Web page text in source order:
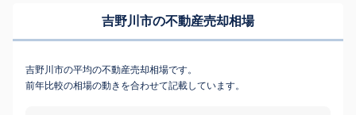
吉野川市の不動産売却相場
吉野川市の平均の不動産売却相場です。
前年比較の相場の動きを合わせて記載しています。